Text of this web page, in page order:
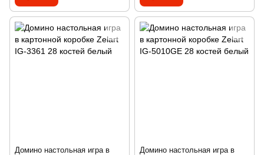
Домино настольная игра в
Домино настольная игра в